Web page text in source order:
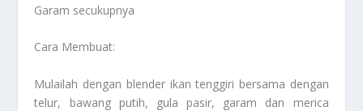
Garam secukupnya
Cara Membuat:
Mulailah dengan blender ikan tenggiri bersama dengan
telur, bawang putih, gula pasir, garam dan merica